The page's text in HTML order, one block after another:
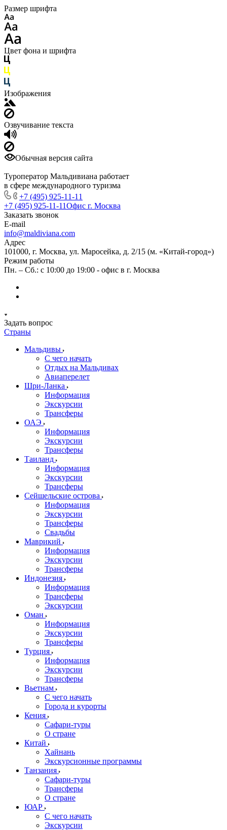
Размер шрифта
Цвет фона и шрифта
Изображения
Озвучивание текста
Обычная версия сайта
Туроператор Мальдивиана работает
в сфере международного туризма
+7 (495) 925-11-11
+7 (495) 925-11-11Офис г. Москва
Заказать звонок
E-mail
info@maldiviana.com
Адрес
101000, г. Москва, ул. Маросейка, д. 2/15 (м. «Китай-город»)
Режим работы
Пн. – Сб.: с 10:00 до 19:00 - офис в г. Москва
Задать вопрос
Страны
Мальдивы
С чего начать
Отдых на Мальдивах
Авиаперелет
Шри-Ланка
Информация
Экскурсии
Трансферы
ОАЭ
Информация
Экскурсии
Трансферы
Таиланд
Информация
Экскурсии
Трансферы
Сейшельские острова
Информация
Экскурсии
Трансферы
Свадьбы
Маврикий
Информация
Экскурсии
Трансферы
Индонезия
Информация
Трансферы
Экскурсии
Оман
Информация
Экскурсии
Трансферы
Турция
Информация
Экскурсии
Трансферы
Вьетнам
С чего начать
Города и курорты
Кения
Сафари-туры
О стране
Китай
Хайнань
Экскурсионные программы
Танзания
Сафари-туры
Трансферы
О стране
ЮАР
С чего начать
Экскурсии